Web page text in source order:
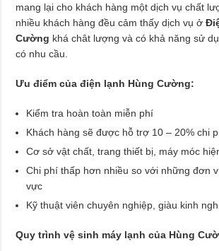
mang lại cho khách hàng một dịch vụ chất
nhiều khách hàng đều cảm thấy dịch vụ ở
Cường khá chât lượng và có khả năng sử
có nhu cầu.
Ưu điểm của điện lạnh Hùng Cường:
Kiểm tra hoàn toàn miễn phí
Khách hàng sẽ được hỗ trợ 10 – 20% chi
Cơ sở vật chất, trang thiết bị, máy móc
Chi phí thấp hơn nhiều so với những đơn
vực
Kỹ thuật viên chuyên nghiệp, giàu kinh
Quy trình vệ sinh máy lạnh của Hùng